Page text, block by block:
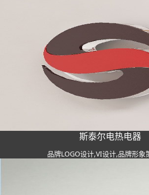
斯泰尔电热电器
品牌LOGO设计,VI设计,品牌形象